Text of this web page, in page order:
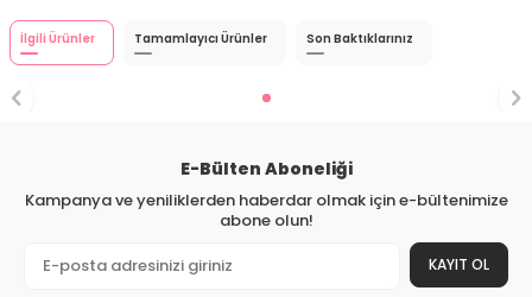
İlgili Ürünler Tamamlayıcı Ürünler Son Baktıklarınız
E-Bülten Aboneliği
Kampanya ve yeniliklerden haberdar olmak için e-bültenimize
abone olun!
KAYIT OL